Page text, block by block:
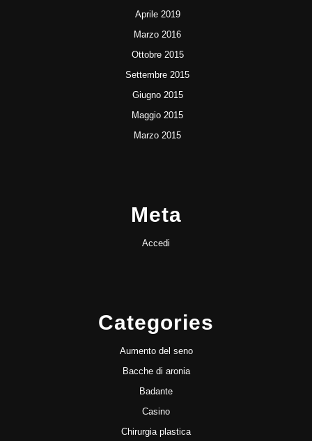
Aprile 2019
Marzo 2016
Ottobre 2015
Settembre 2015
Giugno 2015
Maggio 2015
Marzo 2015
Meta
Accedi
Categories
Aumento del seno
Bacche di aronia
Badante
Casino
Chirurgia plastica